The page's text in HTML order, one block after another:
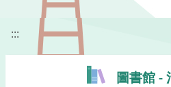
:::
圖書館 -